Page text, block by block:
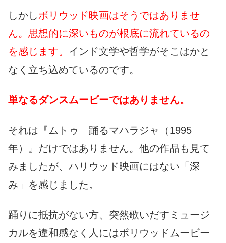
しかしボリウッド映画はそうではありませ
ん。思想的に深いものが根底に流れているの
を感じます。 インド文学や哲学がそこはかと
なく立ち込めているのです。
単なるダンスムービーではありません。
それは『ムトゥ 踊るマハラジャ（1995
年）』だけではありません。他の作品も見て
みましたが、ハリウッド映画にはない「深
み」を感じました。
踊りに抵抗がない方、突然歌いだすミュージ
カルを違和感なく人にはボリウッドムービー